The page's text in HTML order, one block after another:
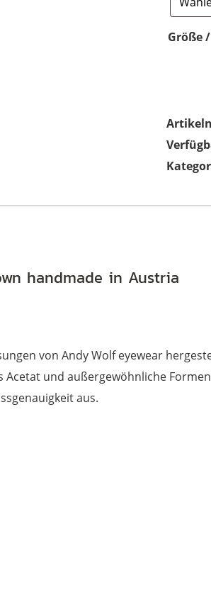
Größe
handmade in Austria
von Andy Wolf eyewear
und außergewöhnliche
aus.